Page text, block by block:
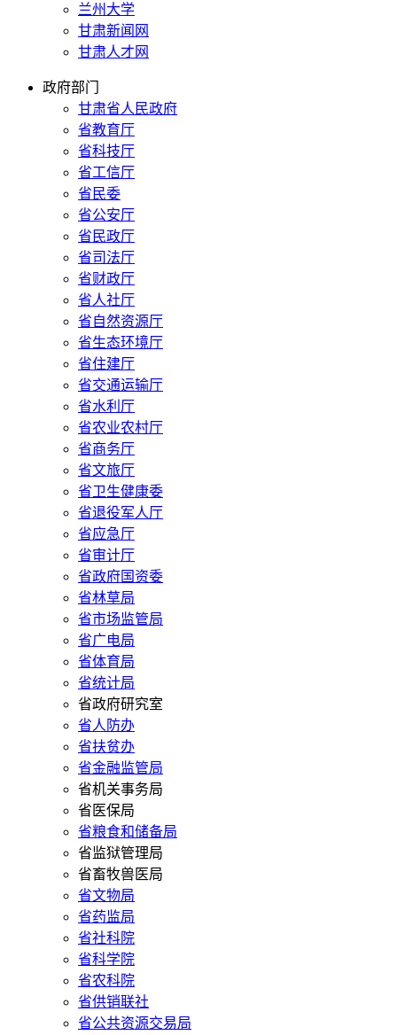
兰州大学
甘肃新闻网
甘肃人才网
政府部门
甘肃省人民政府
省教育厅
省科技厅
省工信厅
省民委
省公安厅
省民政厅
省司法厅
省财政厅
省人社厅
省自然资源厅
省生态环境厅
省住建厅
省交通运输厅
省水利厅
省农业农村厅
省商务厅
省文旅厅
省卫生健康委
省退役军人厅
省应急厅
省审计厅
省政府国资委
省林草局
省市场监管局
省广电局
省体育局
省统计局
省政府研究室
省人防办
省扶贫办
省金融监管局
省机关事务局
省医保局
省粮食和储备局
省监狱管理局
省畜牧兽医局
省文物局
省药监局
省社科院
省科学院
省农科院
省供销联社
省公共资源交易局